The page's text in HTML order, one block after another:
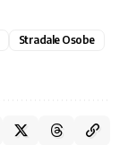
Stradale Osobe